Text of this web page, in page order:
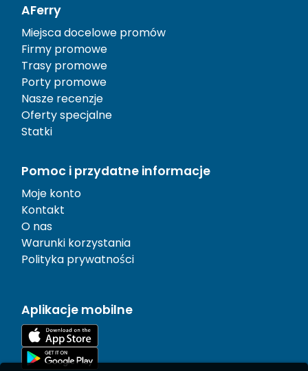
AFerry
Miejsca docelowe promów
Firmy promowe
Trasy promowe
Porty promowe
Nasze recenzje
Oferty specjalne
Statki
Pomoc i przydatne informacje
Moje konto
Kontakt
O nas
Warunki korzystania
Polityka prywatności
Aplikacje mobilne